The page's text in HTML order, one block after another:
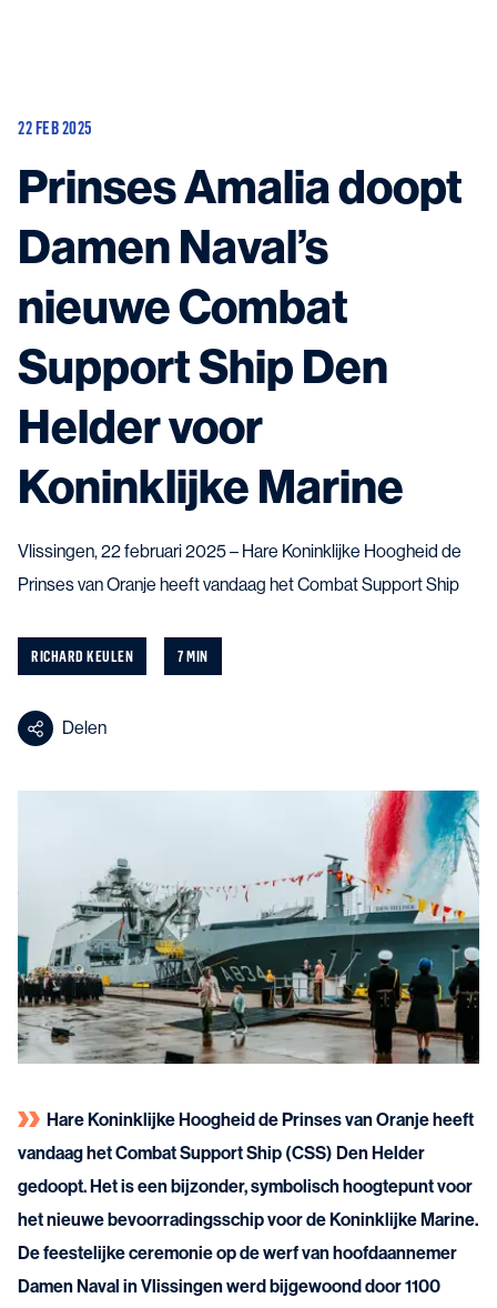
Aanbouw en update
Contact
Neem contact met ons open kom in contact met de experts in het veld.
22 FEB 2025
Prinses Amalia doopt
Damen Naval’s
nieuwe Combat
Support Ship Den
Helder voor
Koninklijke Marine
Vlissingen, 22 februari 2025 – Hare Koninklijke Hoogheid de
Prinses van Oranje heeft vandaag het Combat Support Ship
RICHARD KEULEN 7 MIN
Delen
Hare Koninklijke Hoogheid de Prinses van Oranje heeft
vandaag het Combat Support Ship (CSS) Den Helder
gedoopt. Het is een bijzonder, symbolisch hoogtepunt voor
het nieuwe bevoorradingsschip voor de Koninklijke Marine.
De feestelijke ceremonie op de werf van hoofdaannemer
Damen Naval in Vlissingen werd bijgewoond door 1100